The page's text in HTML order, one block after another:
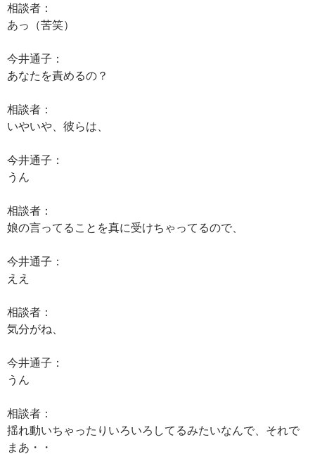
相談者：
あっ（苦笑）
今井通子：
あなたを責めるの？
相談者：
いやいや、彼らは、
今井通子：
うん
相談者：
娘の言ってることを真に受けちゃってるので、
今井通子：
ええ
相談者：
気分がね、
今井通子：
うん
相談者：
揺れ動いちゃったりいろいろしてるみたいなんで、それで
まあ・・